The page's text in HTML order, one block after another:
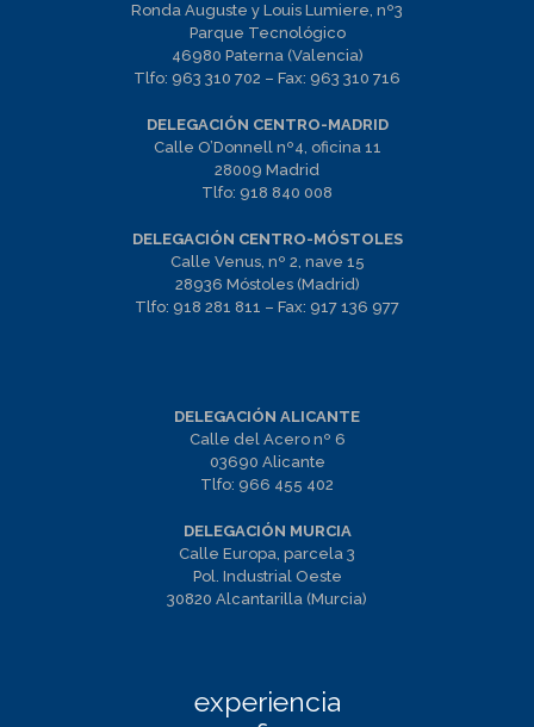
Ronda Auguste y Louis Lumiere, nº3
Parque Tecnológico
46980 Paterna (Valencia)
Tlfo: 963 310 702 – Fax: 963 310 716
DELEGACIÓN CENTRO-MADRID
Calle O’Donnell nº4, oficina 11
28009 Madrid
Tlfo: 918 840 008
DELEGACIÓN CENTRO-MÓSTOLES
Calle Venus, nº 2, nave 15
28936 Móstoles (Madrid)
Tlfo: 918 281 811 – Fax: 917 136 977
DELEGACIÓN ALICANTE
Calle del Acero nº 6
03690 Alicante
Tlfo: 966 455 402
DELEGACIÓN MURCIA
Calle Europa, parcela 3
Pol. Industrial Oeste
30820 Alcantarilla (Murcia)
experiencia